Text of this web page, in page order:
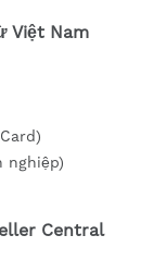
Việt Nam
nghiệp)
Central